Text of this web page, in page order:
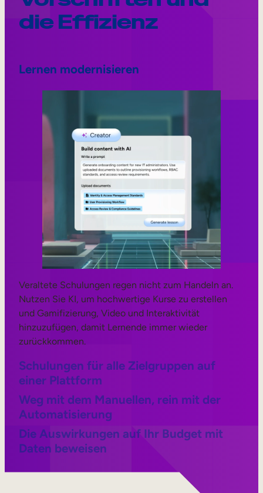
die Effizienz
Lernen modernisieren
Veraltete Schulungen regen nicht zum Handeln an.
Nutzen Sie KI, um hochwertige Kurse zu erstellen
und Gamifizierung, Video und Interaktivität
hinzuzufügen, damit Lernende immer wieder
zurückkommen.
Schulungen für alle Zielgruppen auf
einer Plattform
Weg mit dem Manuellen, rein mit der
Automatisierung
Die Auswirkungen auf Ihr Budget mit
Daten beweisen